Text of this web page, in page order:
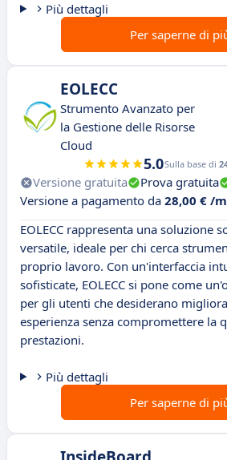
Più dettagli
Per saperne di
EOLECC
Strumento Avanzato per
la Gestione delle Risorse
Cloud
5.0Sulla base di
Versione gratuita Prova gratuita
Versione a pagamento da 28,00 € /
EOLECC rappresenta una soluzione
versatile, ideale per chi cerca
proprio lavoro. Con un'interfaccia
sofisticate, EOLECC si pone come
per gli utenti che desiderano
esperienza senza compromettere la
prestazioni.
Più dettagli
Per saperne di